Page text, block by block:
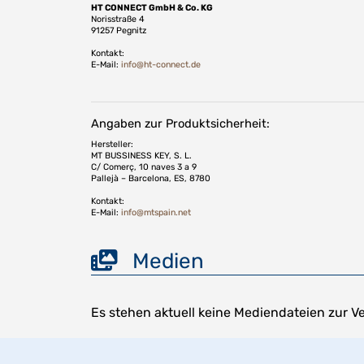
HT CONNECT GmbH & Co. KG
Norisstraße 4
91257 Pegnitz
Kontakt:
E-Mail: info@ht-connect.de
Angaben zur Produktsicherheit:
Hersteller:
MT BUSSINESS KEY, S. L.
C/ Comerç, 10 naves 3 a 9
Pallejà – Barcelona, ES, 8780
Kontakt:
E-Mail: info@mtspain.net
Medien
Es stehen aktuell keine Mediendateien zur